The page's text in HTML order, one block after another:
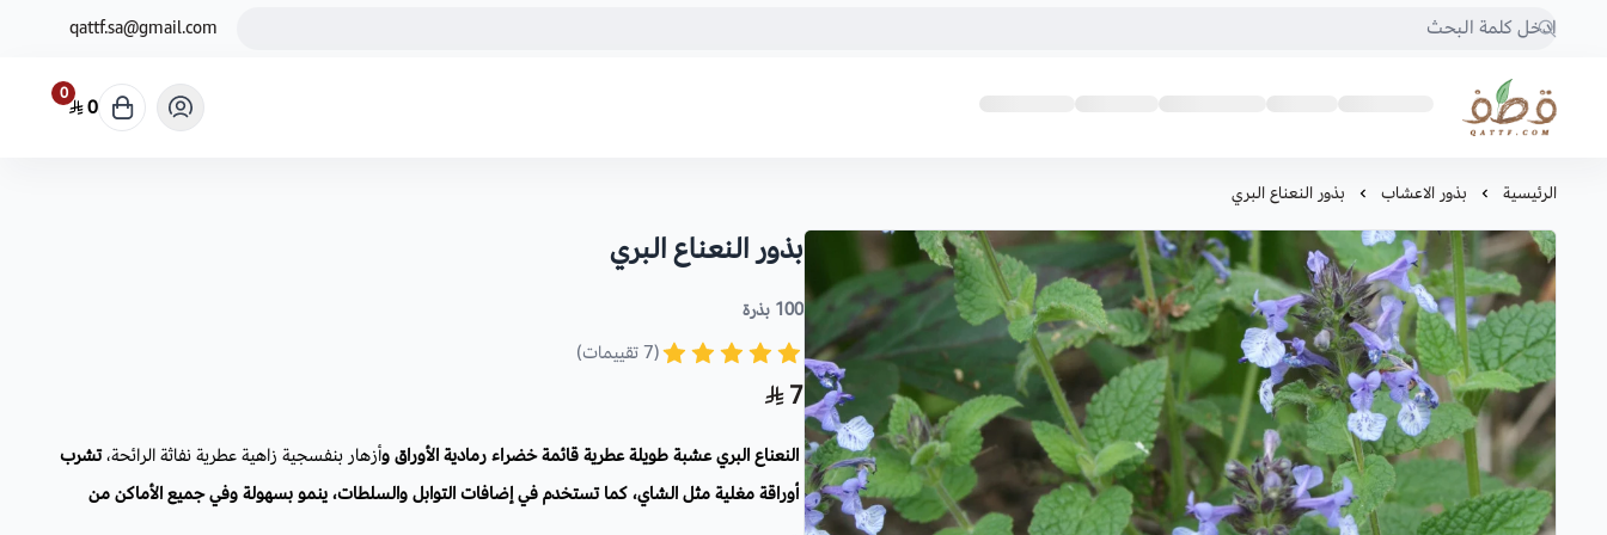
qattf.sa@gmail.com
متجر قطف للبذور
0
0
الرئيسية بذور الاعشاب بذور النعناع البري
بذور النعناع البري
100 بذرة
(7 تقييمات)
7
النعناع البري عشبة طويلة عطرية قائمة خضراء رمادية الأوراق وأزهار بنفسجية زاهية عطرية نفاثة الرائحة،تشرب
أوراقة مغلية مثل الشاي، كما تستخدم في إضافات التوابل والسلطات، ينمو بسهولة وفي جميع الأماكن من